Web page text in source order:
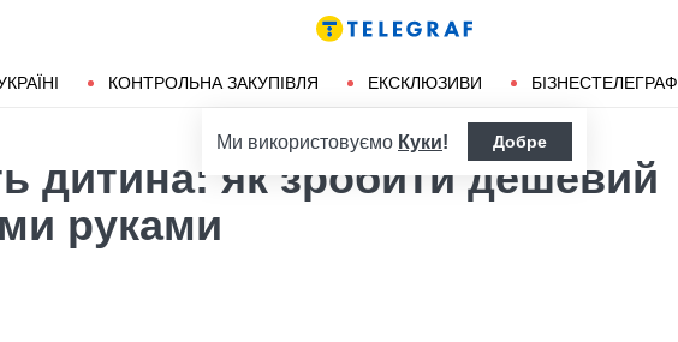
КОНТРОЛЬНА ЗАКУПІВЛЯ ЕКСКЛЮЗИВИ БІЗНЕСТЕЛЕГРАФ
Ми використовуємо Куки! Добре
дитина: як зробити дешевий
руками